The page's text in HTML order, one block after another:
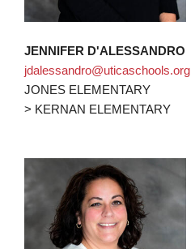
JENNIFER D'ALESSANDRO
jdalessandro@uticaschools.org
JONES ELEMENTARY
> KERNAN ELEMENTARY